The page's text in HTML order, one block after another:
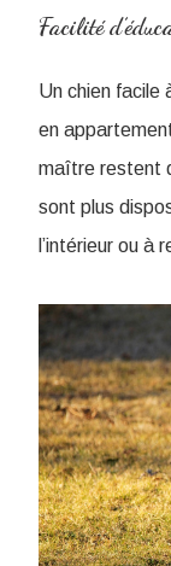
Facilité
Un chien facile
en
maître restent
sont plus
l’intérieur ou à